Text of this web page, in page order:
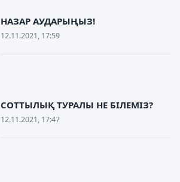
НАЗАР АУДАРЫҢЫЗ!
12.11.2021, 17:59
СОТТЫЛЫҚ ТУРАЛЫ НЕ БІЛЕМІЗ?
12.11.2021, 17:47